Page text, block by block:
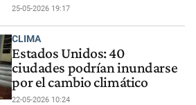
25-05-2026 19:17
CLIMA
Estados Unidos: 40
ciudades podrían inundarse
por el cambio climático
22-05-2026 10:24